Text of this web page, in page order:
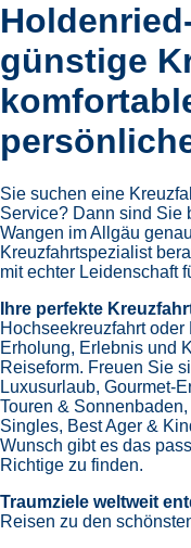
günstige
Sie suchen eine
Service? Dann sind Sie
Wangen im Allgäu
Kreuzfahrtspezialist
mit echter Leidenschaft
Ihre perfekte
Hochseekreuzfahrt
Erholung, Erlebnis und
Reiseform. Freuen Sie
Luxusurlaub, Gourmet-
Touren & Sonnenbaden,
Singles, Best Ager &
Wunsch gibt es das
Richtige zu finden.
Traumziele weltweit
Reisen zu den